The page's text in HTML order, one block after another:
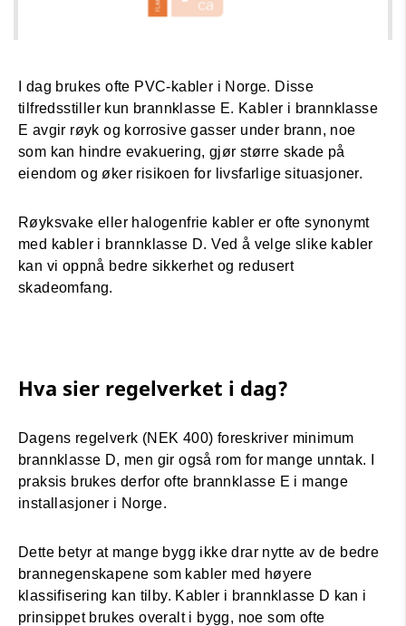
I dag brukes ofte PVC-kabler i Norge. Disse
tilfredsstiller kun brannklasse E. Kabler i brannklasse
E avgir røyk og korrosive gasser under brann, noe
som kan hindre evakuering, gjør større skade på
eiendom og øker risikoen for livsfarlige situasjoner.
Røyksvake eller halogenfrie kabler er ofte synonymt
med kabler i brannklasse D. Ved å velge slike kabler
kan vi oppnå bedre sikkerhet og redusert
skadeomfang.
Hva sier regelverket i dag?
Dagens regelverk (NEK 400) foreskriver minimum
brannklasse D, men gir også rom for mange unntak. I
praksis brukes derfor ofte brannklasse E i mange
installasjoner i Norge.
Dette betyr at mange bygg ikke drar nytte av de bedre
brannegenskapene som kabler med høyere
klassifisering kan tilby. Kabler i brannklasse D kan i
prinsippet brukes overalt i bygg, noe som ofte